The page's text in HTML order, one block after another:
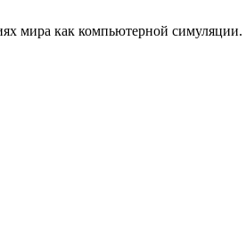
мира как компьютерной симуляции.